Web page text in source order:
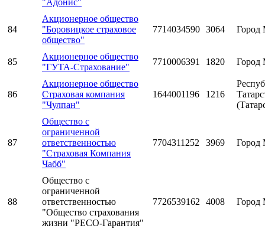
"Адонис"
84
Акционерное общество
"Боровицкое страховое
общество"
7714034590 3064 Город
85
Акционерное общество
"ГУТА-Страхование"
7710006391 1820 Город
86
Акционерное общество
Страховая компания
"Чулпан"
1644001196 1216
87
Общество с
ограниченной
ответственностью
"Страховая Компания
Чабб"
7704311252 3969 Город
88
Общество с
ограниченной
ответственностью
"Общество страхования
жизни "РЕСО-Гарантия"
7726539162 4008 Город